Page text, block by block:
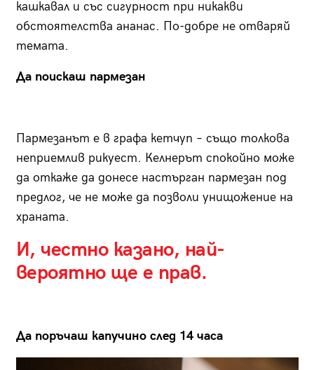
кашкавал и със сигурност при никакви
обстоятелства ананас. По-добре не отваряй
темата.
Да поискаш пармезан
Пармезанът е в графа кетчуп – също толкова
неприемлив рикуест. Келнерът спокойно може
да откаже да донесе настърган пармезан под
предлог, че не може да позволи унищожение на
храната.
И, честно казано, най-
вероятно ще е прав.
Да поръчаш капучино след 14 часа